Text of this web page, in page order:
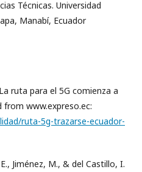
Técnicas. Universidad
Manabí, Ecuador
ruta para el 5G comienza a
from www.expreso.ec:
ruta-5g-trazarse-ecuador-
Jiménez, M., & del Castillo, I.